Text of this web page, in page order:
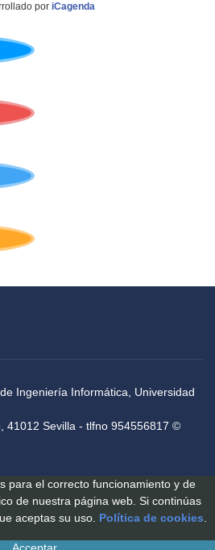
por iCagenda
Ingeniería Informática, Universidad
41012 Sevilla - tlfno 954556817 ©
para el correcto funcionamiento y de
de nuestra página web. Si continúas
aceptas su uso. Política de cookies.